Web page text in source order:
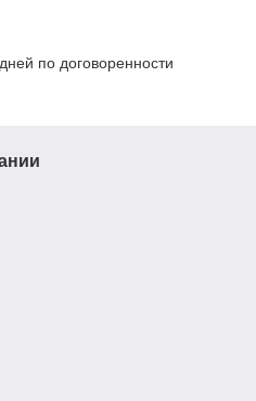
по договоренности